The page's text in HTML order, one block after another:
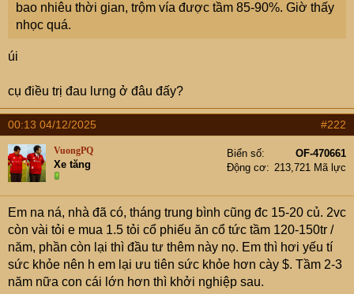
bao nhiêu thời gian, trộm vía được tầm 85-90%. Giờ thấy
nhọc quá.
úi
cụ điều trị đau lưng ở đâu đấy?
00:13 04/12/2025 #222
VuongPQ
Xe tăng
Biển số
OF-470661
Động cơ
213,721 Mã lực
Em na ná, nhà đã có, tháng trung bình cũng đc 15-20 củ. 2vc
còn vài tỏi e mua 1.5 tỏi cổ phiếu ăn cổ tức tầm 120-150tr /
năm, phần còn lại thì đầu tư thêm này nọ. Em thì hơi yếu tí
sức khỏe nên h em lại ưu tiên sức khỏe hơn cày $. Tầm 2-3
năm nữa con cái lớn hơn thì khởi nghiệp sau.